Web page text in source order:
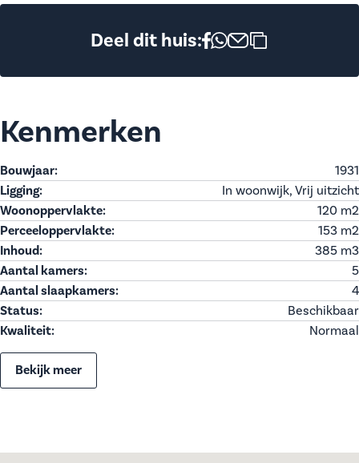
Deel dit huis:
Kenmerken
Bouwjaar: 1931
Ligging: In woonwijk, Vrij uitzicht
Woonoppervlakte: 120 m2
Perceeloppervlakte: 153 m2
Inhoud: 385 m3
Aantal kamers: 5
Aantal slaapkamers: 4
Status: Beschikbaar
Kwaliteit: Normaal
Bekijk meer